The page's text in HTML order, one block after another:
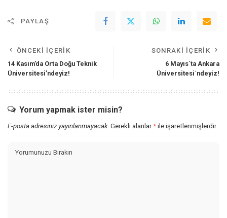
PAYLAŞ
ÖNCEKI İÇERIK
14 Kasım’da Orta Doğu Teknik
Üniversitesi’ndeyiz!
SONRAKI İÇERIK
6 Mayıs`ta Ankara
Üniversitesi`ndeyiz!
Yorum yapmak ister misin?
E-posta adresiniz yayınlanmayacak. Gerekli alanlar* ile işaretlenmişlerdir